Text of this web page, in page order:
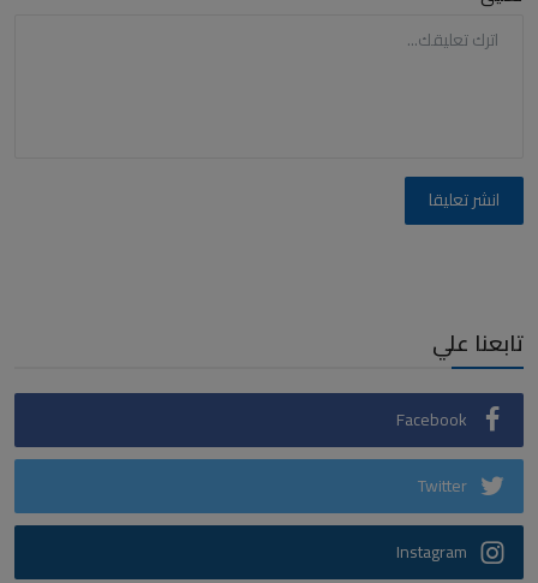
انشر تعليقا
تابعنا علي
Facebook
Twitter
Instagram